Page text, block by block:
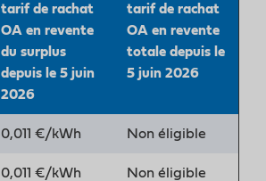
tarif de rachat
OA en revente
du surplus
depuis le 5 juin
2026
tarif de rachat
OA en revente
totale depuis le
5 juin 2026
0,011 €/kWh Non éligible
0,011 €/kWh Non éligible